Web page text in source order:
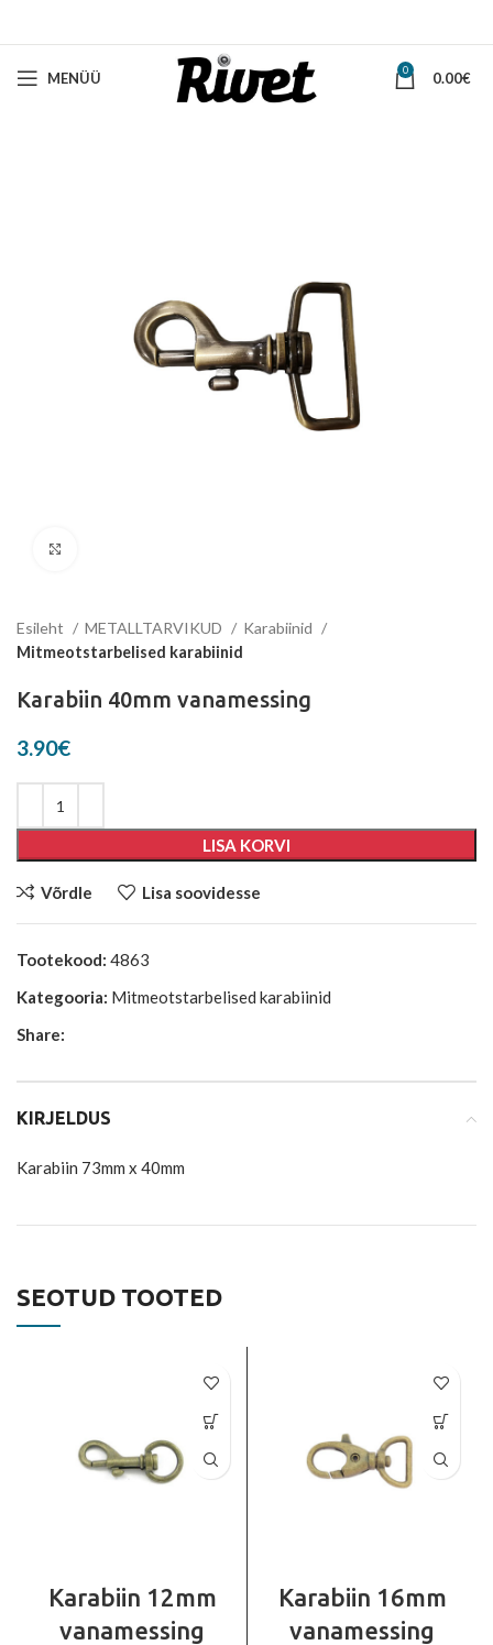
MENÜÜ 0 0.00€
Esileht METALLTARVIKUD
Karabiinid
Mitmeotstarbelised karabiinid
Karabiin 40mm vanamessing
3.90€
LISA KORVI
Võrdle Lisa soovidesse
Tootekood: 4863
Kategooria: Mitmeotstarbelised karabiinid
Share:
KIRJELDUS
Karabiin 73mm x 40mm
SEOTUD TOOTED
Karabiin 12mm
vanamessing
Karabiin 16mm
vanamessing